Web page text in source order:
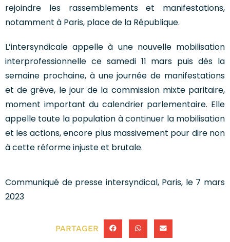
rejoindre les rassemblements et manifestations,
notamment à Paris, place de la République.
L’intersyndicale appelle à une nouvelle mobilisation
interprofessionnelle ce samedi 11 mars puis dès la
semaine prochaine, à une journée de manifestations
et de grève, le jour de la commission mixte paritaire,
moment important du calendrier parlementaire. Elle
appelle toute la population à continuer la mobilisation
et les actions, encore plus massivement pour dire non
à cette réforme injuste et brutale.
Communiqué de presse intersyndical, Paris, le 7 mars
2023
PARTAGER